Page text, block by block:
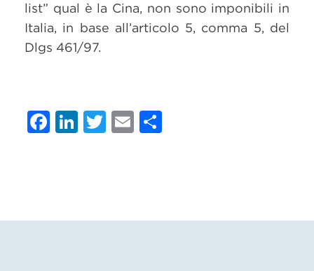
list” qual è la Cina, non sono imponibili in
Italia, in base all’articolo 5, comma 5, del
Dlgs 461/97.
Facebook
LinkedIn
Twitter
Email